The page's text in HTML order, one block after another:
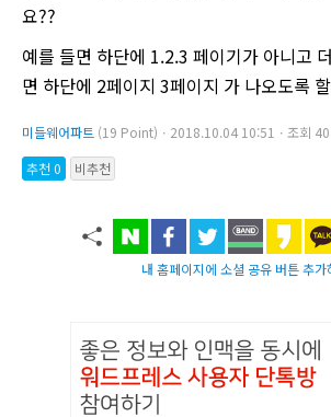
요??
예를 들면 하단에 1.2.3 페이기가 아니고
면 하단에 2페이지 3페이지 가 나오도록
미들웨어파트 (19 Point)ㆍ2018.10.04 10:51ㆍ조회
추천 0
비추천
내 홈페이지에 소셜 공유 버튼 추가